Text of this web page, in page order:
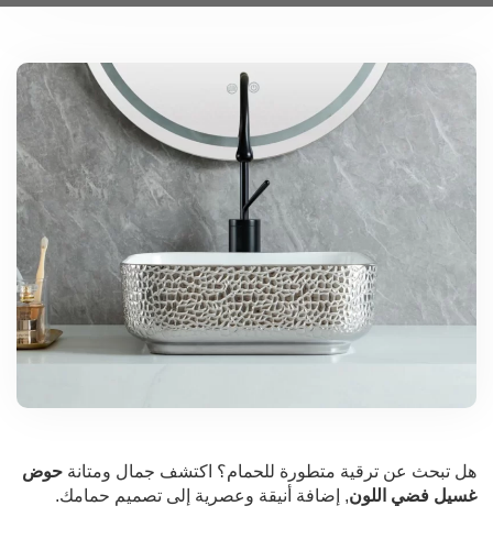
هل تبحث عن ترقية متطورة للحمام؟ اكتشف جمال ومتانة حوض
غسيل فضي اللون, إضافة أنيقة وعصرية إلى تصميم حمامك.